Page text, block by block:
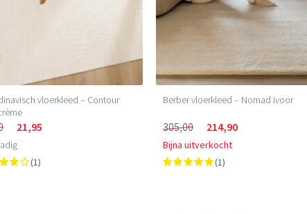
vloerkleed – Contour
21,95
(1)
Berber vloerkleed – Nomad ivoor
305,00 214,90
Bijna uitverkocht
(1)